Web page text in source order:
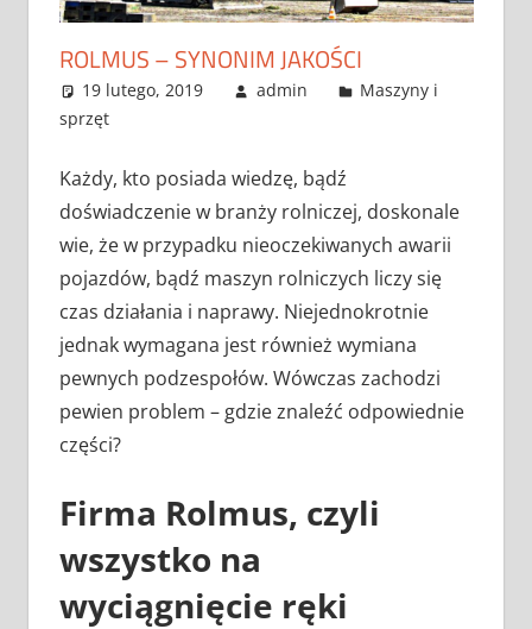
ROLMUS – SYNONIM JAKOŚCI
19 lutego, 2019 admin
Maszyny i
sprzęt
Każdy, kto posiada wiedzę, bądź
doświadczenie w branży rolniczej, doskonale
wie, że w przypadku nieoczekiwanych awarii
pojazdów, bądź maszyn rolniczych liczy się
czas działania i naprawy. Niejednokrotnie
jednak wymagana jest również wymiana
pewnych podzespołów. Wówczas zachodzi
pewien problem – gdzie znaleźć odpowiednie
części?
Firma Rolmus, czyli
wszystko na
wyciągnięcie ręki